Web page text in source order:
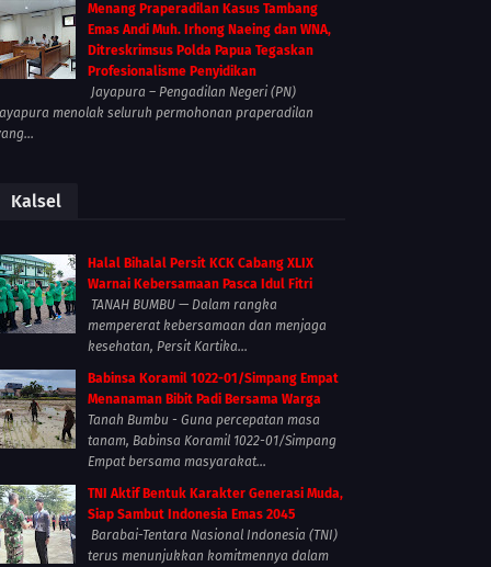
Menang Praperadilan Kasus Tambang
Emas Andi Muh. Irhong Naeing dan WNA,
Ditreskrimsus Polda Papua Tegaskan
Profesionalisme Penyidikan
Jayapura – Pengadilan Negeri (PN)
menolak seluruh permohonan praperadilan
Kalsel
Halal Bihalal Persit KCK Cabang XLIX
Warnai Kebersamaan Pasca Idul Fitri
TANAH BUMBU — Dalam rangka
mempererat kebersamaan dan menjaga
kesehatan, Persit Kartika...
Babinsa Koramil 1022-01/Simpang Empat
Menanaman Bibit Padi Bersama Warga
Tanah Bumbu - Guna percepatan masa
tanam, Babinsa Koramil 1022-01/Simpang
Empat bersama masyarakat...
TNI Aktif Bentuk Karakter Generasi Muda,
Siap Sambut Indonesia Emas 2045
Barabai-Tentara Nasional Indonesia (TNI)
terus menunjukkan komitmennya dalam